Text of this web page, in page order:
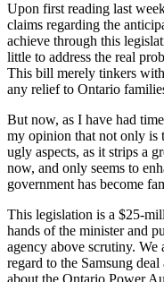
Upon first reading last
claims regarding the
achieve through this
little to address the real
This bill merely tinkers
any relief to Ontario
But now, as I have had
my opinion that not only is
ugly aspects, as it strips a
now, and only seems to
government has become
This legislation is a $25-
hands of the minister and
agency above scrutiny.
regard to the Samsung